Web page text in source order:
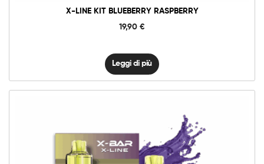
X-LINE KIT BLUEBERRY RASPBERRY
19,90 €
Leggi di più